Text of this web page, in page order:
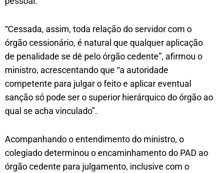
“Cessada, assim, toda relação do servidor com o
órgão cessionário, é natural que qualquer aplicação
de penalidade se dê pelo órgão cedente”, afirmou o
ministro, acrescentando que “a autoridade
competente para julgar o feito e aplicar eventual
sanção só pode ser o superior hierárquico do órgão ao
qual se acha vinculado”.
Acompanhando o entendimento do ministro, o
colegiado determinou o encaminhamento do PAD ao
órgão cedente para julgamento, inclusive com o